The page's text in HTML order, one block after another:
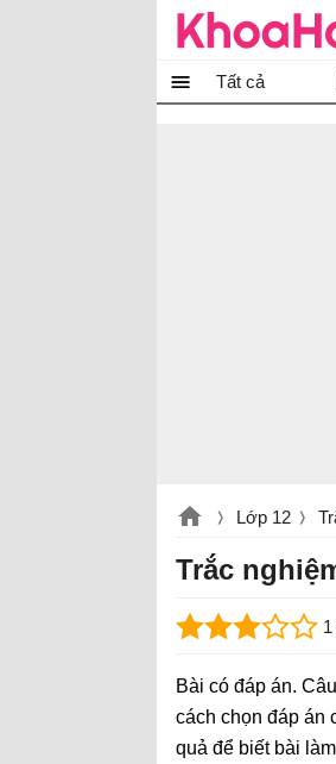
Tất cả
Lớp 12
Trắc
Bài có đáp án.
cách chọn đáp án
quả để biết bài